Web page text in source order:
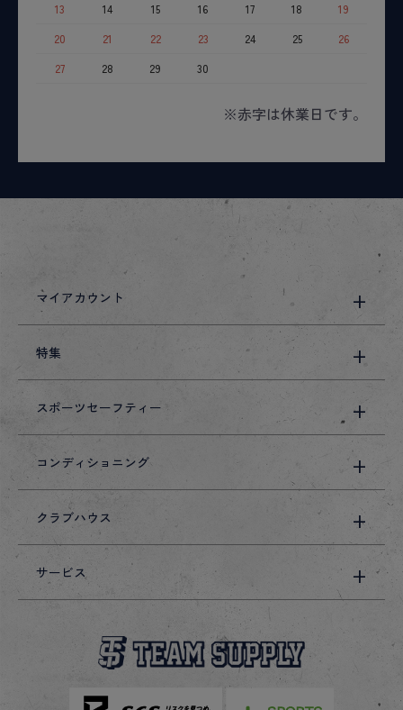
13
14 15 16 17 18
19
20
21 22 23 24 25
26
27
28 29 30
※赤字は休業日です。
マイアカウント
特集
スポーツセーフティー
コンディショニング
クラブハウス
サービス